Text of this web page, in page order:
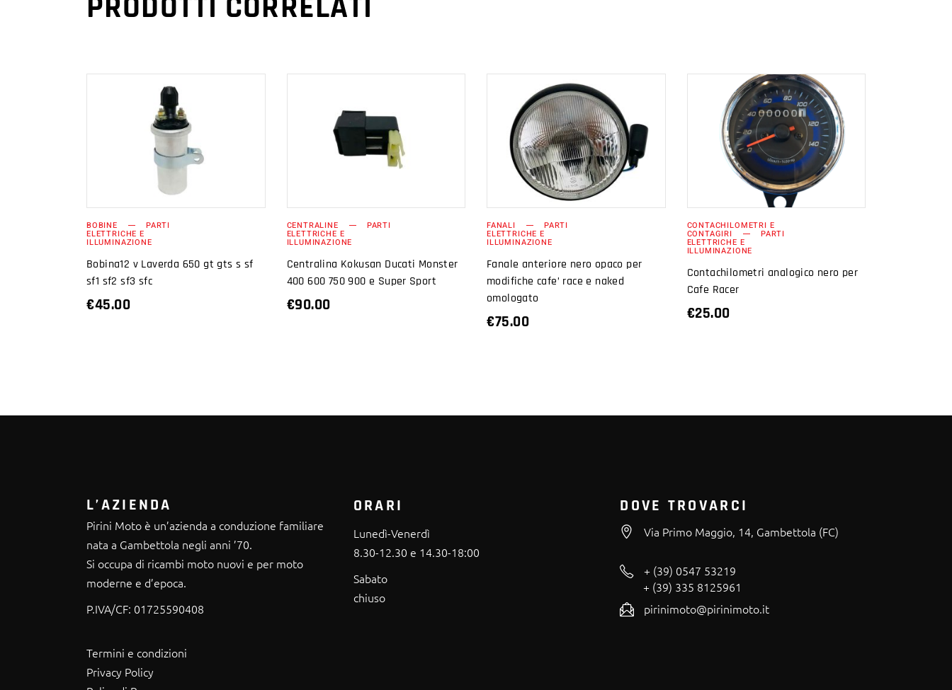
AGGIUNGI AL
CARRELLO
BOBINE PARTI
ELETTRICHE E
ILLUMINAZIONE
Bobina12 v Laverda 650 gt gts s sf
sf1 sf2 sf3 sfc
€45.00
AGGIUNGI AL
CARRELLO
CENTRALINE PARTI
ELETTRICHE E
ILLUMINAZIONE
Centralina Kokusan Ducati Monster
400 600 750 900 e Super Sport
€90.00
AGGIUNGI AL
CARRELLO
FANALI PARTI
ELETTRICHE E
ILLUMINAZIONE
Fanale anteriore nero opaco per
modifiche cafe’ race e naked
omologato
€75.00
AGGIUNGI AL
CARRELLO
CONTACHILOMETRI E
CONTAGIRI PARTI
ELETTRICHE E
ILLUMINAZIONE
Contachilometri analogico nero per
Cafe Racer
€25.00
L’AZIENDA
Pirini Moto è un’azienda a conduzione familiare
nata a Gambettola negli anni ’70.
Si occupa di ricambi moto nuovi e per moto
moderne e d’epoca.
P.IVA/CF: 01725590408
Termini e condizioni
Privacy Policy
ORARI
Lunedì-Venerdì
8.30-12.30 e 14.30-18:00
Sabato
chiuso
DOVE TROVARCI
Via Primo Maggio, 14, Gambettola (FC)
+ (39) 0547 53219
+ (39) 335 8125961
pirinimoto@pirinimoto.it